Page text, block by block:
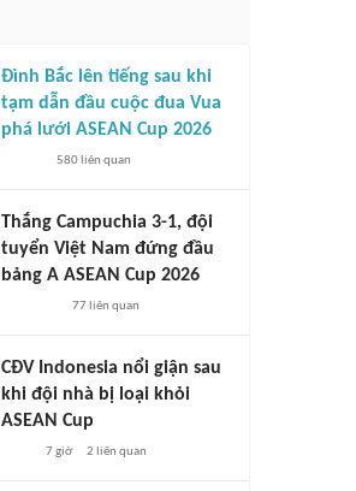
Đình Bắc lên tiếng sau khi
tạm dẫn đầu cuộc đua Vua
phá lưới ASEAN Cup 2026
580liên quan
Thắng Campuchia 3-1, đội
tuyển Việt Nam đứng đầu
bảng A ASEAN Cup 2026
77liên quan
CĐV Indonesia nổi giận sau
khi đội nhà bị loại khỏi
ASEAN Cup
7 giờ 2 liên quan